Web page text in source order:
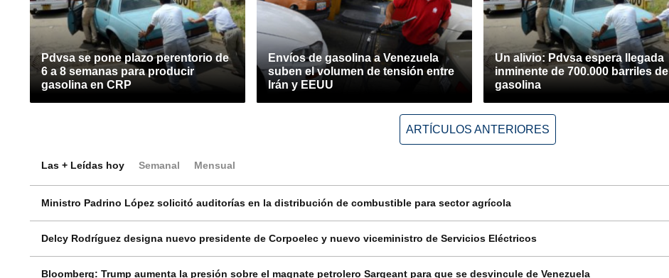
Pdvsa se pone plazo perentorio de
6 a 8 semanas para producir
gasolina en CRP
Envíos de gasolina a Venezuela
suben el volumen de tensión entre
Irán y EEUU
Un alivio: Pdvsa espera llegada
inminente de 700.000 barriles de
gasolina
ARTÍCULOS ANTERIORES
Las + Leídas hoy Semanal Mensual
Ministro Padrino López solicitó auditorías en la distribución de combustible para sector agrícola
Delcy Rodríguez designa nuevo presidente de Corpoelec y nuevo viceministro de Servicios Eléctricos
Bloomberg: Trump aumenta la presión sobre el magnate petrolero Sargeant para que se desvincule de Venezuela